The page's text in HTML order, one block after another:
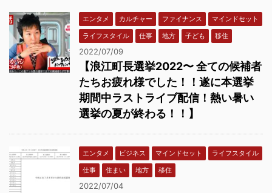
エンタメ カルチャー ファイナンス
マインドセット
ライフスタイル
仕事 地方 子ども 移住
2022/07/09
【浪江町長選挙2022〜 全ての候補者
たちお疲れ様でした！！遂に本選挙
期間中ラストライブ配信！熱い暑い
選挙の夏が終わる！！】
エンタメ ビジネス マインドセット
ライフスタイル
仕事
住まい 地方 移住
2022/07/04